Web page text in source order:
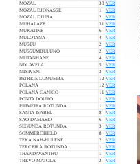
MOZAL
38 VER
MOZAL DJONASSE
1
VER
MOZAL DJUBA
2
VER
MUHALAZE
31 VER
MUKATINE
6
VER
MULOTANA
4
VER
MUSEU
2
VER
MUSSUMBULUKO
2
VER
MUTANHANE
4
VER
NDLAVELA
5
VER
NTSIVENI
3
VER
PATRICE-LUMUMBA
12 VER
POLANA
12 VER
POLANA CANICO
11 VER
PONTA DOURO
1
VER
PRIMEIRA ROTUNDA
1
VER
SANTA ISABEL
8
VER
SAO DAMASIO
6
VER
SEGUNDA ROTUNDA
3
VER
SOMMERCHIELD
8
VER
TEKA NAH-HULENE
2
VER
TERCEIRA ROTUNDA
1
VER
THANDAVANTHU
1
VER
TREVO-MATOLA
2
VER